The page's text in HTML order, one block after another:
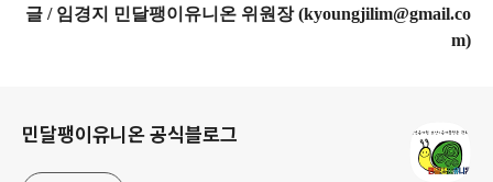
글 / 임경지 민달팽이유니온 위원장 (kyoungjilim@gmail.co
m)
민달팽이유니온 공식블로그